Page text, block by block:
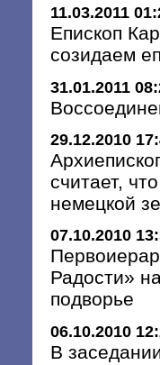
11.03.2011
Епископ
созидаем
31.01.2011
29.12.2010
считает,
немецкой
07.10.2010
Радости»
подворье
06.10.2010
В